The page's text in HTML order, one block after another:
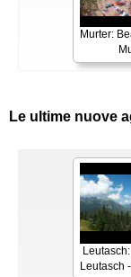
Murter:
Le ultime nuove
Leutasch